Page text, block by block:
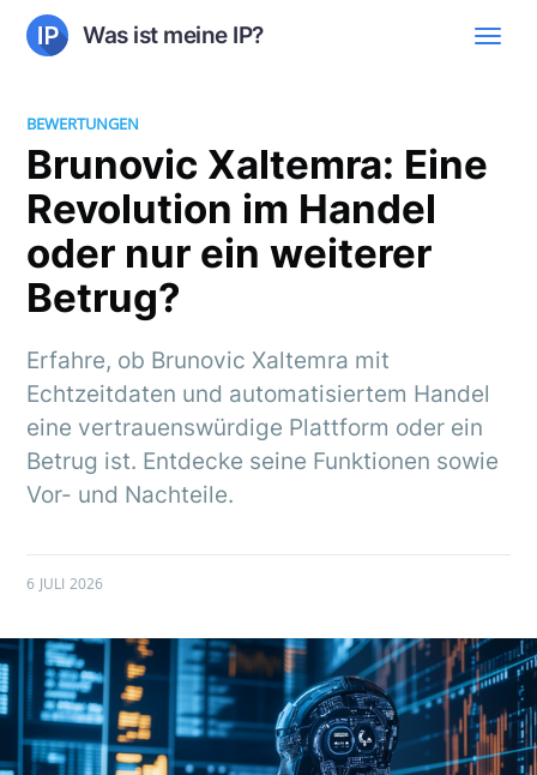
Was ist meine IP?
BEWERTUNGEN
Brunovic Xaltemra: Eine
Revolution im Handel
oder nur ein weiterer
Betrug?
Erfahre, ob Brunovic Xaltemra mit
Echtzeitdaten und automatisiertem Handel
eine vertrauenswürdige Plattform oder ein
Betrug ist. Entdecke seine Funktionen sowie
Vor- und Nachteile.
6 JULI 2026